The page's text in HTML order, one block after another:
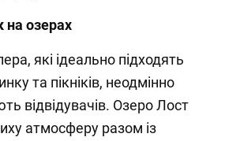
на озерах
які ідеально підходять
та пікніків, неодмінно
відвідувачів. Озеро Лост
атмосферу разом із